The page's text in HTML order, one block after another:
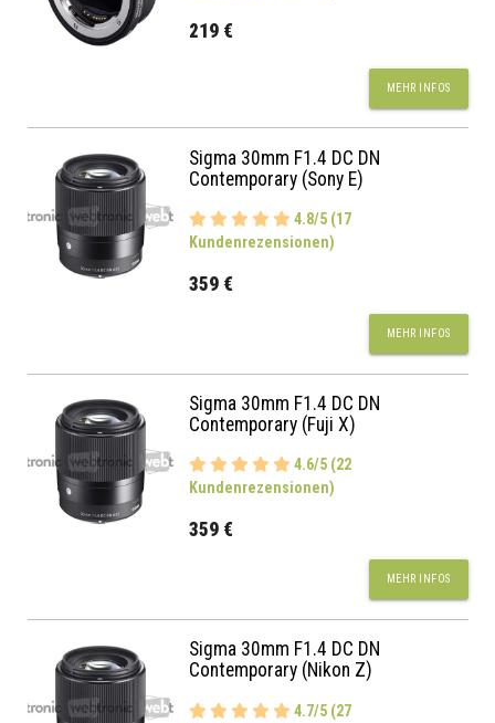
219 €
MEHR INFOS
Sigma 30mm F1.4 DC DN
Contemporary (Sony E)
4.8/5 (17
Kundenrezensionen)
359 €
MEHR INFOS
Sigma 30mm F1.4 DC DN
Contemporary (Fuji X)
4.6/5 (22
Kundenrezensionen)
359 €
MEHR INFOS
Sigma 30mm F1.4 DC DN
Contemporary (Nikon Z)
4.7/5 (27